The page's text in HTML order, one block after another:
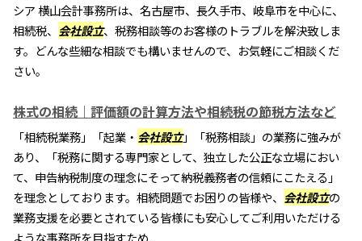
シア 横山会計事務所は、名古屋市、長久手市、岐阜市を中心に、
相続税、 会社設立、税務相談等のお客様のトラブルを解決致しま
す。どんな些細な相談でも構いませんので、お気軽にご相談くだ
さい。
株式の相続｜評価額の計算方法や相続税の節税方法など
「相続税業務」「起業・ 会社設立」「税務相談」の業務に強みが
あり、「税務に関する専門家として、独立した公正な立場におい
て、申告納税制度の理念にそって納税義務者の信頼にこたえる」
を理念としております。相続問題でお困りの皆様や、 会社設立の
業務支援を必要とされている皆様にも安心してご利用いただける
ような事務所を目指すため...